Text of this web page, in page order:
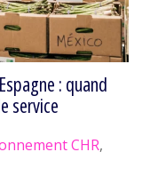
: quand
service
CHR,